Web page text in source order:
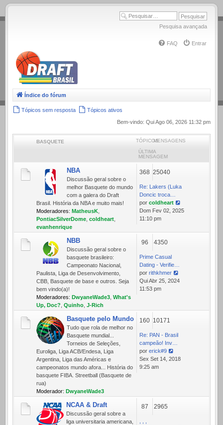
.
Pesquisa avançada
FAQ Entrar
Índice do fórum
Tópicos sem resposta
Tópicos ativos
Bem-vindo: Qui Ago 06, 2026 11:32 pm
BASQUETE TÓPICOSMENSAGENS
ÚLTIMA
MENSAGEM
NBA
Discussão geral sobre o
melhor Basquete do mundo
com a galera do Draft
Brasil. História da NBA e muito mais!
Moderadores: MatheusK
PontiacSilverDome coldheart
evanhenrique
368 25040
Re: Lakers (Luka
Doncic troca…
por coldheart
Ver
última
Dom Fev 02, 2025
11:10 pm
NBB
Discussão geral sobre o
basquete brasileiro:
Campeonato Nacional,
Paulista, Liga de Desenvolvimento,
CBB, Basquete de base e outros. Seja
bem vindo(a)!
Moderadores: DwyaneWade3 What's
Up, Doc? Quinho J-Rich
96 4350
Prime Сasual
Dating - Verifie…
por rithkhmer
Ver
última
Qui Abr 25, 2024
11:53 pm
Basquete pelo Mundo
Tudo que rola de melhor no
Basquete mundial...
Torneios de Seleções,
Euroliga, Liga ACB/Endesa, Liga
Argentina, Liga das Américas e
campeonatos mundo afora... História do
basquete FIBA. Streetball (Basquete de
rua)
Moderador: DwyaneWade3
160 10171
Re: PAN - Brasil
campeão! Inv…
por erick#9
Ver
última
Sex Set 14, 2018
9:25 am
NCAA & Draft
Discussão geral sobre a
liga universitaria americana,
87 2965